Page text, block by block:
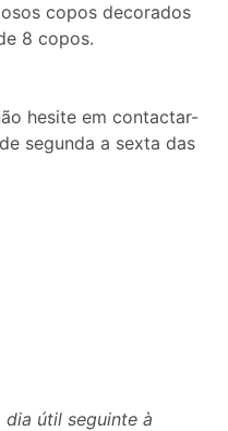
copos decorados
8 copos.
hesite em contactar-
segunda a sexta das
útil seguinte à